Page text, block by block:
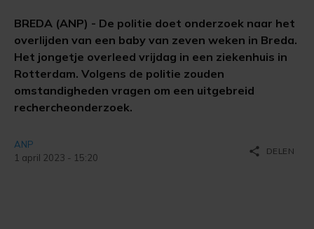
BREDA (ANP) - De politie doet onderzoek naar het
overlijden van een baby van zeven weken in Breda.
Het jongetje overleed vrijdag in een ziekenhuis in
Rotterdam. Volgens de politie zouden
omstandigheden vragen om een uitgebreid
rechercheonderzoek.
ANP
1 april 2023 - 15:20
share DELEN